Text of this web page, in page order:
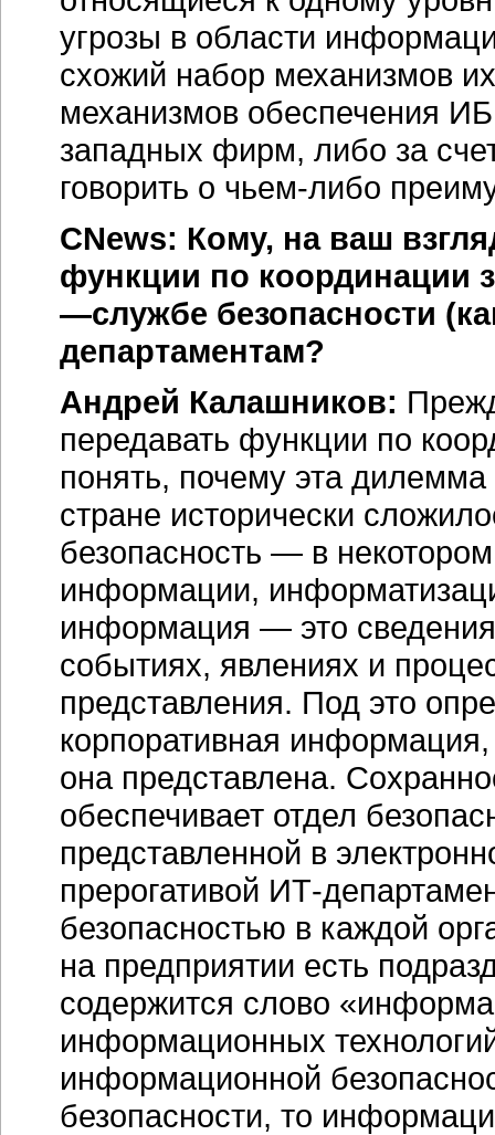
угрозы в области
схожий набор механизмов
механизмов обеспечения ИБ
западных фирм, либо за
говорить о чьем-либо
CNews: Кому, на ваш
функции по координации
—службе безопасности
департаментам?
Андрей Калашников:
передавать функции по
понять, почему эта
стране исторически
безопасность — в
информации,
информация — это
событиях, явлениях и
представления. Под это
корпоративная
она представлена.
обеспечивает отдел
представленной в
прерогативой ИТ-
безопасностью в каждой
на предприятии есть
содержится слово
информационных
информационной
безопасности, то